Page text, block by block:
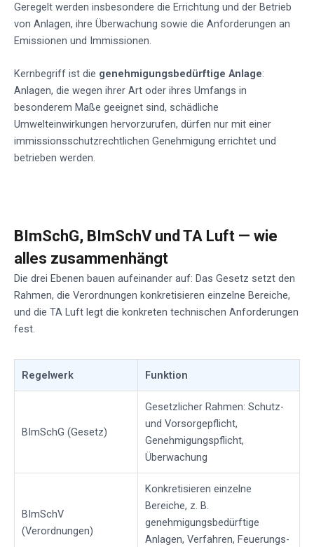
Geregelt werden insbesondere die Errichtung und der Betrieb
von Anlagen, ihre Überwachung sowie die Anforderungen an
Emissionen und Immissionen.
Kernbegriff ist die genehmigungsbedürftige Anlage:
Anlagen, die wegen ihrer Art oder ihres Umfangs in
besonderem Maße geeignet sind, schädliche
Umwelteinwirkungen hervorzurufen, dürfen nur mit einer
immissionsschutzrechtlichen Genehmigung errichtet und
betrieben werden.
BImSchG, BImSchV und TA Luft — wie
alles zusammenhängt
Die drei Ebenen bauen aufeinander auf: Das Gesetz setzt den
Rahmen, die Verordnungen konkretisieren einzelne Bereiche,
und die TA Luft legt die konkreten technischen Anforderungen
fest.
Regelwerk Funktion
BImSchG (Gesetz)
Gesetzlicher Rahmen: Schutz-
und Vorsorgepflicht,
Genehmigungspflicht,
Überwachung
BImSchV
(Verordnungen)
Konkretisieren einzelne
Bereiche, z. B.
genehmigungsbedürftige
Anlagen, Verfahren, Feuerungs-